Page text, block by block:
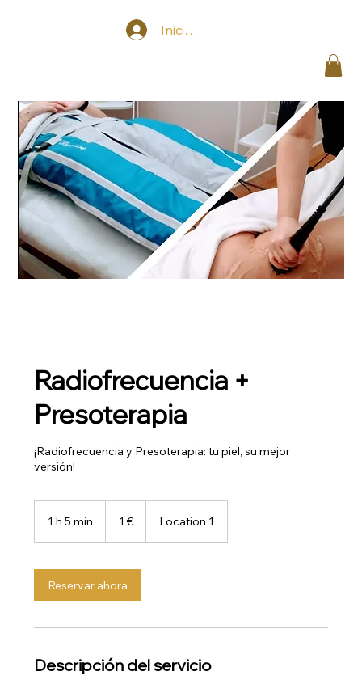
Iniciar sesión
Radiofrecuencia +
Presoterapia
¡Radiofrecuencia y Presoterapia: tu piel, su mejor
versión!
1 h 5 min
m
i
1 € Location 1
Reservar ahora
Descripción del servicio